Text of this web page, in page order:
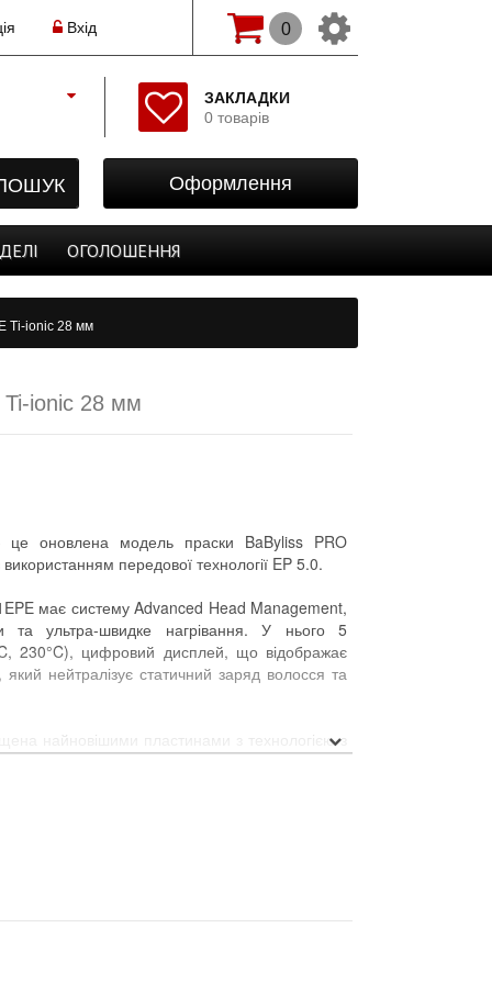
Вхід
Оформлення
ЗАКЛАДКИ
0 товарів
0
Початок
Реєстрація
Закладки
ОГОЛОШЕННЯ
Ti-ionic 28 мм
Ti-ionic 28 мм
оновлена модель праски BaByliss PRO
передової технології EP 5.0.
має систему Advanced Head Management,
та ультра-швидке нагрівання. У нього 5
230°C), цифровий дисплей, що відображає
нейтралізує статичний заряд волосся та
найновішими пластинами з технологією з
рівномірним гальванічним покриттям.
у 3 рази гладкішою та твердішою,
в сірому кольорі.
температури)